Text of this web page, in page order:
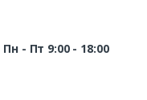
Пн - Пт 9:00 - 18:00+7